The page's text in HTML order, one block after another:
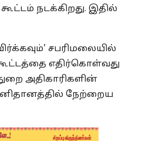
நடக்கிறது. இதில்
சபரிமலையில்
எதிர்கொள்வது
அதிகாரிகளின்
நேற்றைய